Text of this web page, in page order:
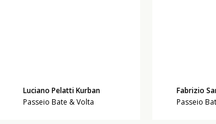
Luciano Pelatti Kurban
Passeio Bate & Volta
Fabrizio
Passeio